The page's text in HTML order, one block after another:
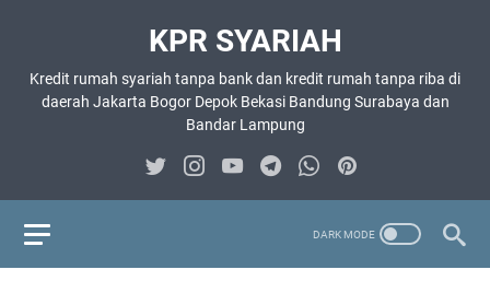
KPR SYARIAH
Kredit rumah syariah tanpa bank dan kredit rumah tanpa riba di
daerah Jakarta Bogor Depok Bekasi Bandung Surabaya dan
Bandar Lampung